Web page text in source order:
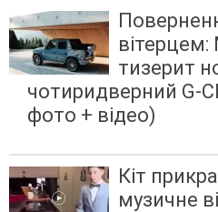
тизерит
чотиридверний G-
фото + відео)
Кіт
музичне